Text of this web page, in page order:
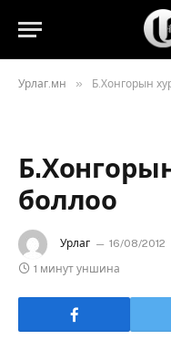
Урлаг.мн » Б.Хонгорын
боллоо
Урлаг 16/08/2012
1 минут уншина